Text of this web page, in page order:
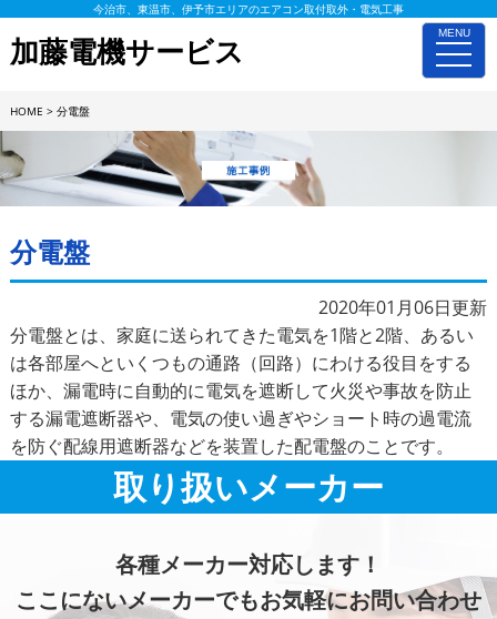
MENU
toggle
今治市、東温市、伊予市エリアのエアコン取付取外・電気工事
加藤電機サービス
HOME > 分電盤
分電盤
2020年01月06日更新
分電盤とは、家庭に送られてきた電気を1階と2階、あるい
は各部屋へといくつもの通路（回路）にわける役目をする
ほか、漏電時に自動的に電気を遮断して火災や事故を防止
する漏電遮断器や、電気の使い過ぎやショート時の過電流
を防ぐ配線用遮断器などを装置した配電盤のことです。
取り扱いメーカー
各種メーカー対応します！
ここにないメーカーでもお気軽にお問い合わせ